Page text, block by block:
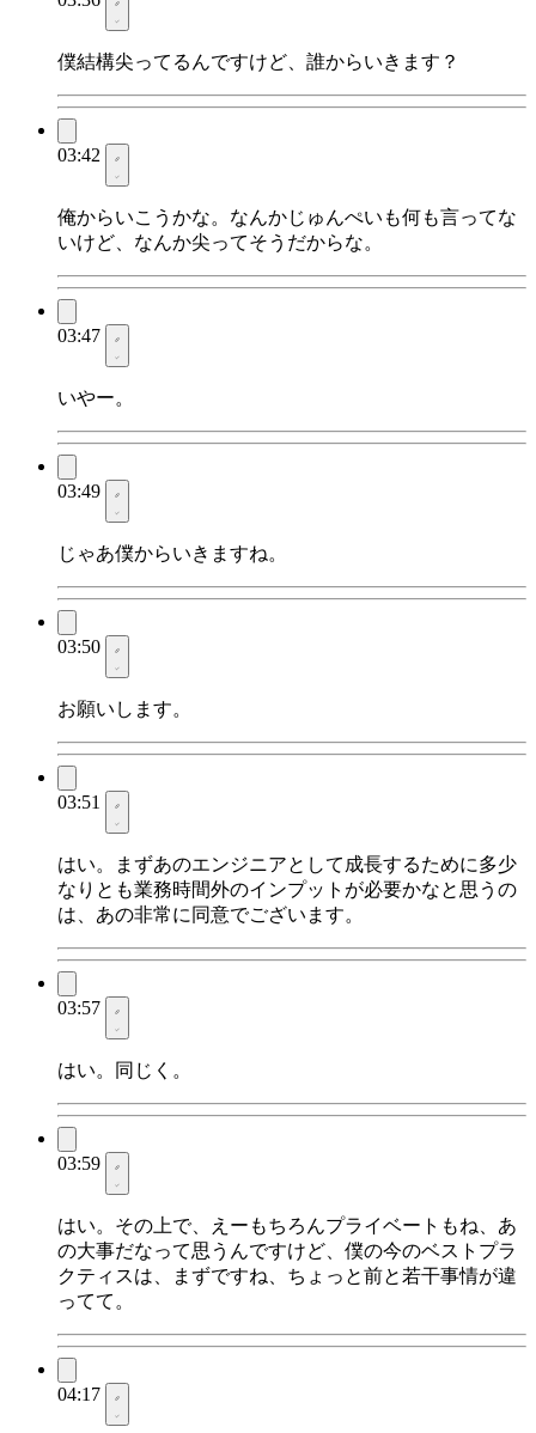
僕結構尖ってるんですけど、誰からいきます？
03:42
俺からいこうかな。なんかじゅんぺいも何も言ってな
いけど、なんか尖ってそうだからな。
03:47
いやー。
03:49
じゃあ僕からいきますね。
03:50
お願いします。
03:51
はい。まずあのエンジニアとして成長するために多少
なりとも業務時間外のインプットが必要かなと思うの
は、あの非常に同意でございます。
03:57
はい。同じく。
03:59
はい。その上で、えーもちろんプライベートもね、あ
の大事だなって思うんですけど、僕の今のベストプラ
クティスは、まずですね、ちょっと前と若干事情が違
ってて。
04:17